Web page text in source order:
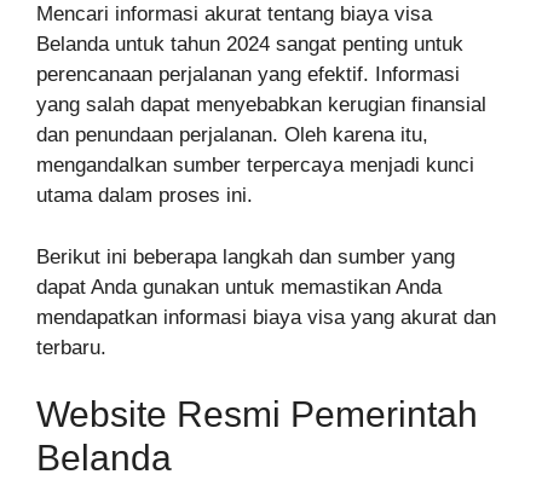
Mencari informasi akurat tentang biaya visa
Belanda untuk tahun 2024 sangat penting untuk
perencanaan perjalanan yang efektif. Informasi
yang salah dapat menyebabkan kerugian finansial
dan penundaan perjalanan. Oleh karena itu,
mengandalkan sumber terpercaya menjadi kunci
utama dalam proses ini.
Berikut ini beberapa langkah dan sumber yang
dapat Anda gunakan untuk memastikan Anda
mendapatkan informasi biaya visa yang akurat dan
terbaru.
Website Resmi Pemerintah
Belanda